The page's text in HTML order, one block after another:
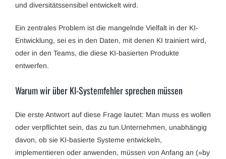
und diversitätssensibel entwickelt wird.
Ein zentrales Problem ist die mangelnde Vielfalt in der KI-
Entwicklung, sei es in den Daten, mit denen KI trainiert wird,
oder in den Teams, die diese KI-basierten Produkte
entwerfen.
Warum wir über KI-Systemfehler sprechen müssen
Die erste Antwort auf diese Frage lautet: Man muss es wollen
oder verpflichtet sein, das zu tun.Unternehmen, unabhängig
davon, ob sie KI-basierte Systeme entwickeln,
implementieren oder anwenden, müssen von Anfang an (»by